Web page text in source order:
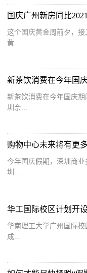
这个国庆黄金周前夕，
黄...
新茶饮消费在今年国庆
圳奈...
今年国庆假期，深圳商
圳...
华南理工大学广州国际
成...